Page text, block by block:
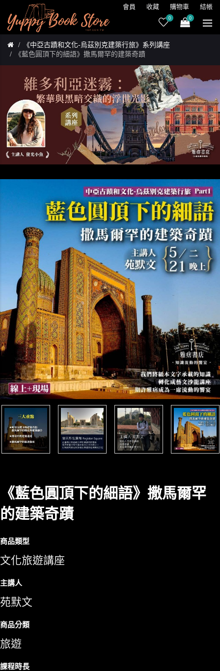
會員 收藏 購物車 結帳
0 0
《中亞古蹟和文化-烏茲別克建築行旅》系列講座
《藍色圓頂下的細語》撒馬爾罕的建築奇蹟
《藍色圓頂下的細語》撒馬爾罕
的建築奇蹟
商品類型
文化旅遊講座
主講人
苑默文
商品分類
旅遊
課程時長